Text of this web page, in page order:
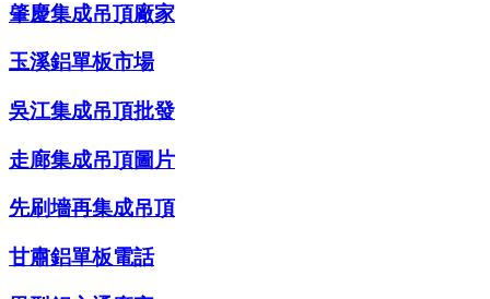
肇慶集成吊頂廠家
玉溪鋁單板市場
吳江集成吊頂批發
走廊集成吊頂圖片
先刷墻再集成吊頂
甘肅鋁單板電話